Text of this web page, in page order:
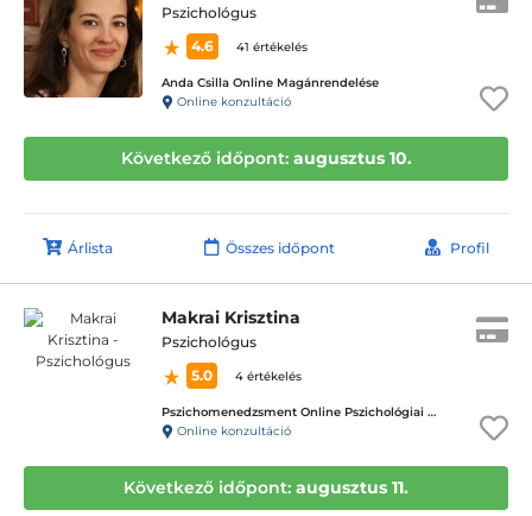
Pszichológus
4.6
41 értékelés
Anda Csilla Online Magánrendelése
Online konzultáció
Következő időpont: augusztus 10.
Árlista Összes időpont Profil
Makrai Krisztina
Pszichológus
5.0
4 értékelés
Pszichomenedzsment Online Pszichológiai Tanácsadó Központ
Online konzultáció
Következő időpont: augusztus 11.